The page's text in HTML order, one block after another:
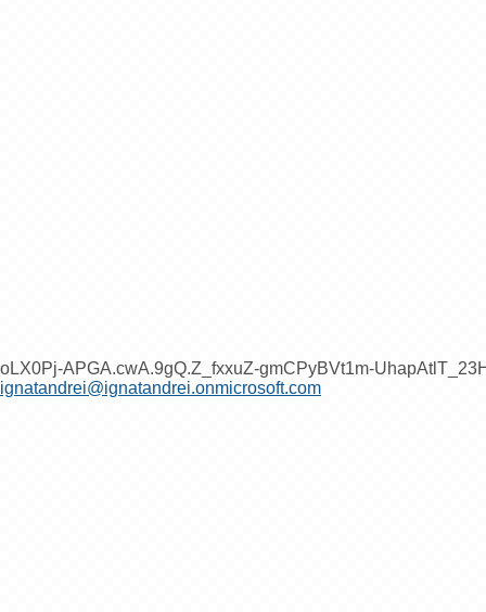
oLX0Pj-APGA.cwA.9gQ.Z_fxxuZ-gmCPyBVt1m-
ignatandrei@ignatandrei.onmicrosoft.com